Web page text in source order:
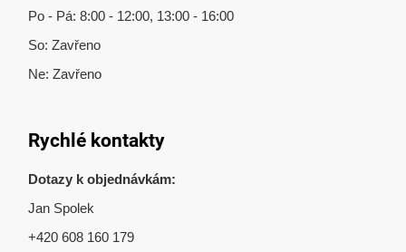
Po - Pá: 8:00 - 12:00, 13:00 - 16:00
So: Zavřeno
Ne: Zavřeno
Rychlé kontakty
Dotazy k objednávkám:
Jan Spolek
+420 608 160 179